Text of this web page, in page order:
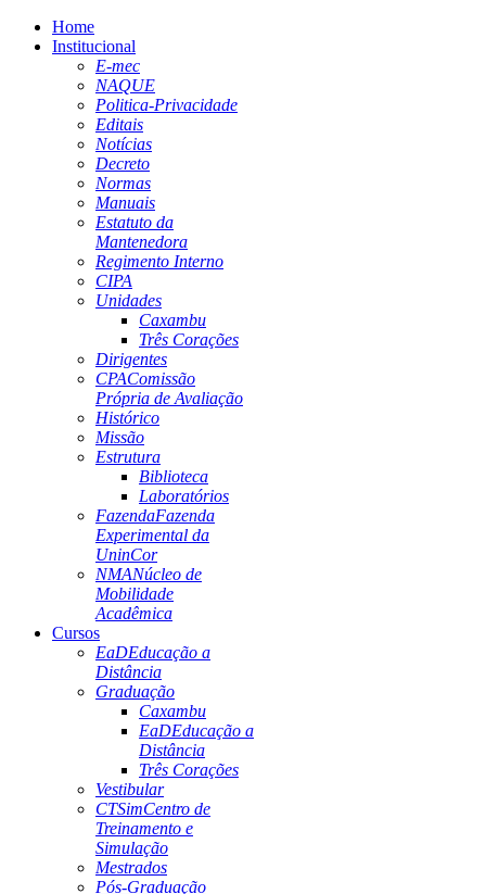
Home
Institucional
E-mec
NAQUE
Politica-Privacidade
Editais
Notícias
Decreto
Normas
Manuais
Estatuto da
Mantenedora
Regimento Interno
CIPA
Unidades
Caxambu
Três Corações
Dirigentes
CPAComissão
Própria de Avaliação
Histórico
Missão
Estrutura
Biblioteca
Laboratórios
FazendaFazenda
Experimental da
UninCor
NMANúcleo de
Mobilidade
Acadêmica
Cursos
EaDEducação a
Distância
Graduação
Caxambu
EaDEducação a
Distância
Três Corações
Vestibular
CTSimCentro de
Treinamento e
Simulação
Mestrados
Pós-Graduação